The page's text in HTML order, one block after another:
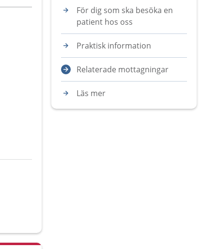
För dig som ska besöka en
patient hos oss
Praktisk information
Relaterade mottagningar
Läs mer